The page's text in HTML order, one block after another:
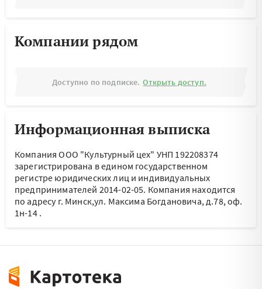
Компании рядом
Доступно по подписке. Открыть доступ.
Информационная выписка
Компания ООО "Культурный цех" УНП 192208374
зарегистрирована в едином государственном
регистре юридических лиц и индивидуальных
предпринимателей 2014-02-05. Компания находится
по адресу г. Минск,ул. Максима Богдановича, д.78, оф.
1н-14.